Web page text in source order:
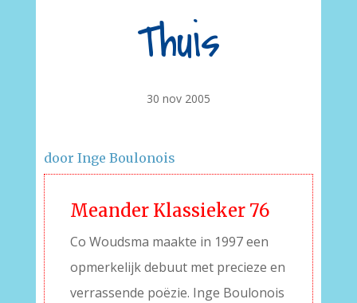
Thuis
30 nov 2005
door Inge Boulonois
Meander Klassieker 76
Co Woudsma maakte in 1997 een
opmerkelijk debuut met precieze en
verrassende poëzie. Inge Boulonois